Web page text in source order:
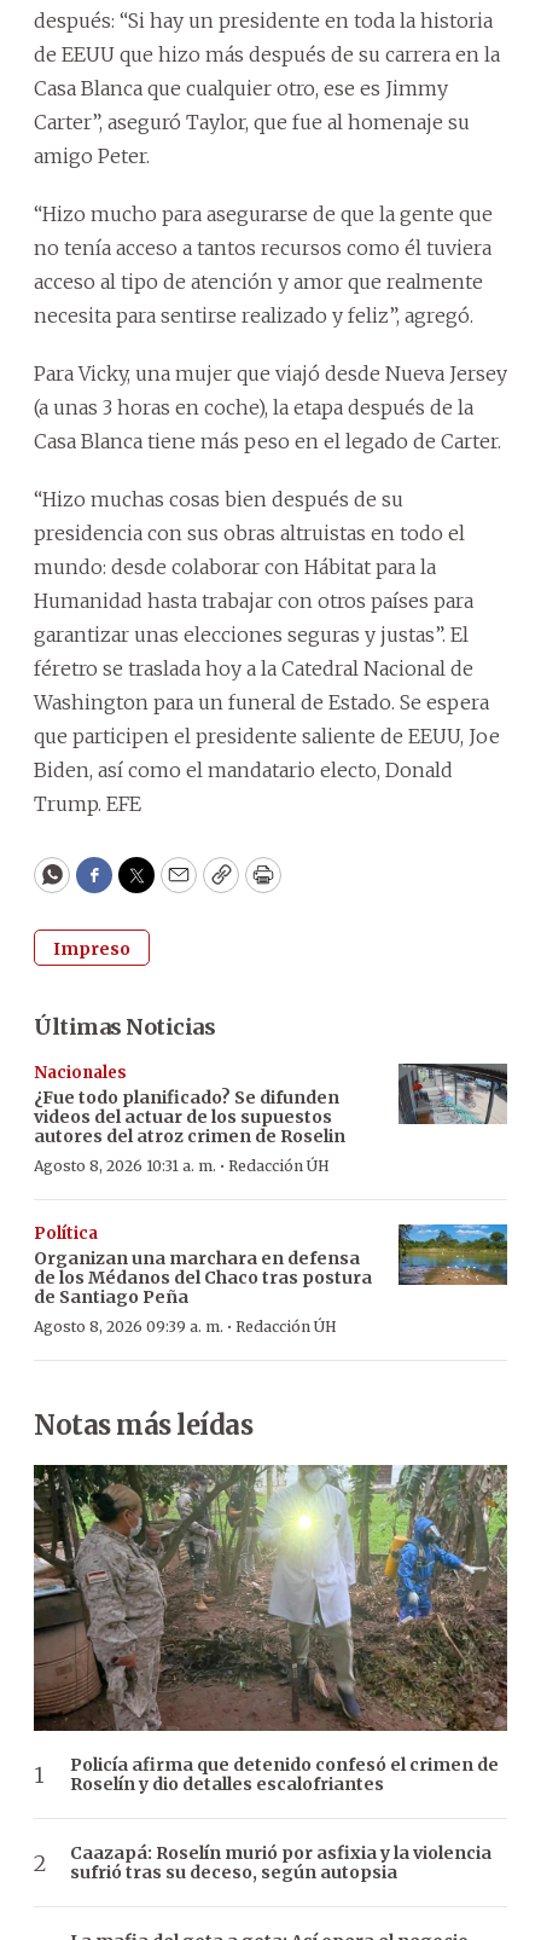
después: “Si hay un presidente en toda la historia
de EEUU que hizo más después de su carrera en la
Casa Blanca que cualquier otro, ese es Jimmy
Carter”, aseguró Taylor, que fue al homenaje su
amigo Peter.
“Hizo mucho para asegurarse de que la gente que
no tenía acceso a tantos recursos como él tuviera
acceso al tipo de atención y amor que realmente
necesita para sentirse realizado y feliz”, agregó.
Para Vicky, una mujer que viajó desde Nueva Jersey
(a unas 3 horas en coche), la etapa después de la
Casa Blanca tiene más peso en el legado de Carter.
“Hizo muchas cosas bien después de su
presidencia con sus obras altruistas en todo el
mundo: desde colaborar con Hábitat para la
Humanidad hasta trabajar con otros países para
garantizar unas elecciones seguras y justas”. El
féretro se traslada hoy a la Catedral Nacional de
Washington para un funeral de Estado. Se espera
que participen el presidente saliente de EEUU, Joe
Biden, así como el mandatario electo, Donald
Trump. EFE
WhatsApp
Facebook
Twitter
EmailCopyPrint
Impreso
Últimas Noticias
Nacionales
¿Fue todo planificado? Se difunden
videos del actuar de los supuestos
autores del atroz crimen de Roselin
Agosto 8, 2026 10:31 a. m. · Redacción ÚH
Política
Organizan una marchara en defensa
de los Médanos del Chaco tras postura
de Santiago Peña
Agosto 8, 2026 09:39 a. m. · Redacción ÚH
Notas más leídas
Policía afirma que detenido confesó el crimen de
Roselín y dio detalles escalofriantes
Caazapá: Roselín murió por asfixia y la violencia
sufrió tras su deceso, según autopsia